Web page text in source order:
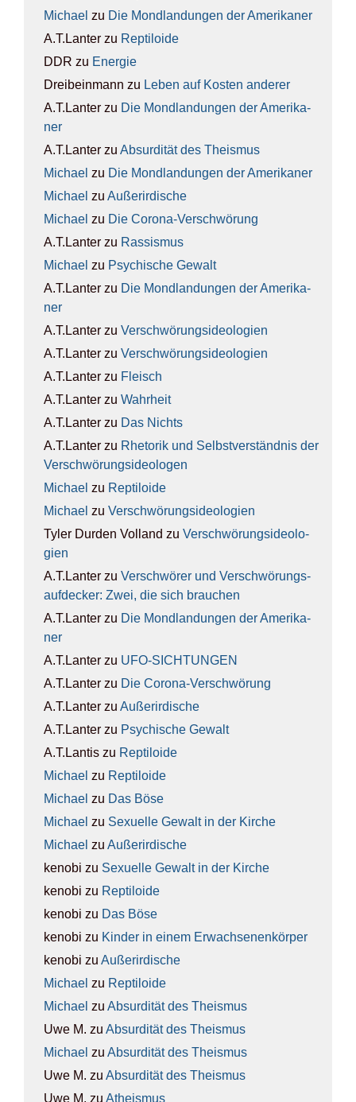
Michael zu Die Mond­lan­dun­gen der Ame­ri­ka­ner
A.T.Lanter zu Rep­ti­lo­ide
DDR zu Ener­gie
Dreibeinmann zu Leben auf Kos­ten ande­rer
A.T.Lanter zu Die Mond­lan­dun­gen der Ame­ri­ka­
ner
A.T.Lanter zu Absur­di­tät des The­is­mus
Michael zu Die Mond­lan­dun­gen der Ame­ri­ka­ner
Michael zu Außer­ir­di­sche
Michael zu Die Coro­na-Ver­schwö­rung
A.T.Lanter zu Ras­sis­mus
Michael zu Psy­chi­sche Gewalt
A.T.Lanter zu Die Mond­lan­dun­gen der Ame­ri­ka­
ner
A.T.Lanter zu Ver­schwö­rungs­ideo­lo­gien
A.T.Lanter zu Ver­schwö­rungs­ideo­lo­gien
A.T.Lanter zu Fleisch
A.T.Lanter zu Wahr­heit
A.T.Lanter zu Das Nichts
A.T.Lanter zu Rhe­to­rik und Selbst­ver­ständ­nis der
Ver­schwö­rungs­ideo­lo­gen
Michael zu Rep­ti­lo­ide
Michael zu Ver­schwö­rungs­ideo­lo­gien
Tyler Durden Volland zu Ver­schwö­rungs­ideo­lo­
gien
A.T.Lanter zu Ver­schwö­rer und Ver­schwö­rungs­
auf­de­cker: Zwei, die sich brau­chen
A.T.Lanter zu Die Mond­lan­dun­gen der Ame­ri­ka­
ner
A.T.Lanter zu UFO-SICH­TUN­GEN
A.T.Lanter zu Die Coro­na-Ver­schwö­rung
A.T.Lanter zu Außer­ir­di­sche
A.T.Lanter zu Psy­chi­sche Gewalt
A.T.Lantis zu Rep­ti­lo­ide
Michael zu Rep­ti­lo­ide
Michael zu Das Böse
Michael zu Sexu­el­le Gewalt in der Kir­che
Michael zu Außer­ir­di­sche
kenobi zu Sexu­el­le Gewalt in der Kir­che
kenobi zu Rep­ti­lo­ide
kenobi zu Das Böse
kenobi zu Kin­der in einem Erwach­se­nen­kör­per
kenobi zu Außer­ir­di­sche
Michael zu Rep­ti­lo­ide
Michael zu Absur­di­tät des The­is­mus
Uwe M. zu Absur­di­tät des The­is­mus
Michael zu Absur­di­tät des The­is­mus
Uwe M. zu Absur­di­tät des The­is­mus
Uwe M. zu Athe­is­mus